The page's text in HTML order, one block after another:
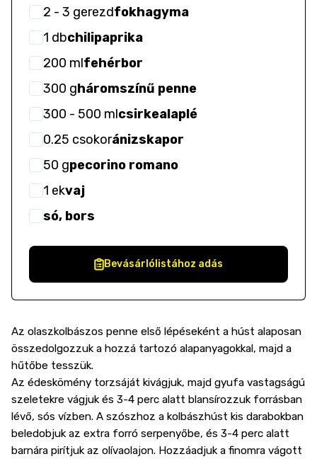
2 - 3 gerezdfokhagyma
1 dbchilipaprika
200 mlfehérbor
300 gháromszínű penne
300 - 500 mlcsirkealaplé
0.25 csokoránizskapor
50 gpecorino romano
1 ekvaj
só, bors
Bevásárlólistához adás
Az olaszkolbászos penne első lépéseként a húst alaposan
összedolgozzuk a hozzá tartozó alapanyagokkal, majd a
hűtőbe tesszük.
Az édeskömény torzsáját kivágjuk, majd gyufa vastagságú
szeletekre vágjuk és 3-4 perc alatt blansírozzuk forrásban
lévő, sós vízben. A szószhoz a kolbászhúst kis darabokban
beledobjuk az extra forró serpenyőbe, és 3-4 perc alatt
barnára pirítjuk az olívaolajon. Hozzáadjuk a finomra vágott